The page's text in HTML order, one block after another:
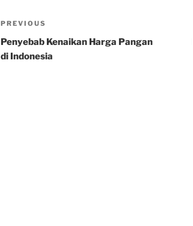
Post
navigation
Previous
Post
PREVIOUS
Penyebab Kenaikan Harga Pangan
di Indonesia